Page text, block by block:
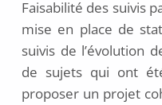
Faisabilité des suivis
mise en place de
suivis de l’évolution
de sujets qui ont
proposer un projet